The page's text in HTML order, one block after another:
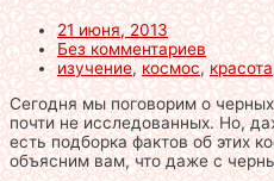
21 июня, 2013
Без комментариев
изучение,космос,красота
Сегодня мы поговорим о
почти не исследованных. Но,
есть подборка фактов об этих
объясним вам, что даже с